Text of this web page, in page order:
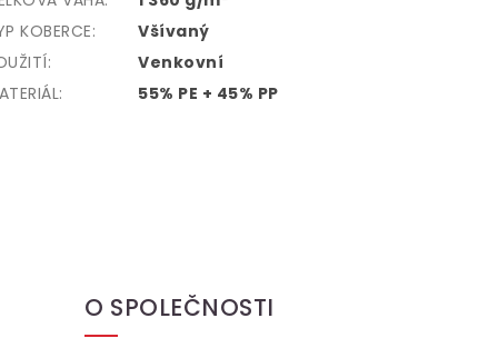
KOBERCE:
Všívaný
:
Venkovní
: 55% PE + 45% PP
O SPOLEČNOSTI